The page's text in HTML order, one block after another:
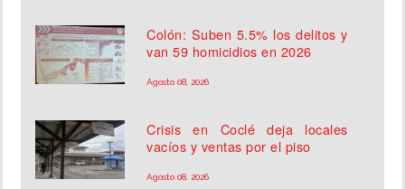
Colón: Suben 5.5% los delitos y
van 59 homicidios en 2026
Agosto 08, 2026
Crisis en Coclé deja locales
vacíos y ventas por el piso
Agosto 08, 2026